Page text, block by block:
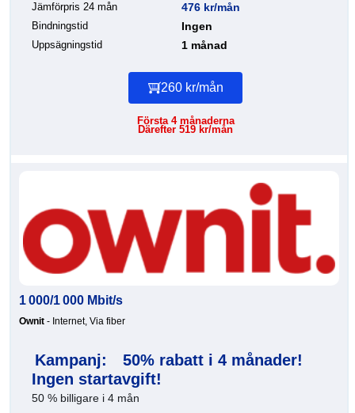
Jämförpris 24 mån 476 kr/mån
Bindningstid Ingen
Uppsägningstid 1 månad
260 kr/mån
Första 4 månaderna
Därefter 519 kr/mån
1 000/1 000 Mbit/s
Ownit - Internet, Via fiber
Kampanj:
50% rabatt i 4 månader!
Ingen startavgift!
50 % billigare i 4 mån